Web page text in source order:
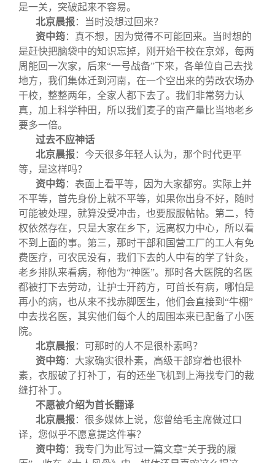
是一关，突破起来不容易。
北京晨报：
当时没想过回来？
资中筠：真不想，因为觉得不可能回来。当时想的
是赶快把脑袋中的知识忘掉，刚开始干校在京郊，每两
周能回一次家，后来“一号战备”下来，各单位自己去找
地方，我们集体迁到河南，在一个空出来的劳改农场办
干校，整整两年，全家人都下去了。我们非常努力认
真，加上科学种田，所以我们麦子的亩产量比当地老乡
要多一倍。
过去不应神话
北京晨报： 今天很多年轻人认为，那个时代更平
等，是这样吗？
资中筠：表面上看平等，因为大家都穷。实际上并
不平等，首先身份上就不平等，如果你出身不好，随时
可能被处理，就算没受冲击，也要服服帖帖。第二，特
权依然存在，只是大家在乡下，远离权力中心，所以看
不到上面的事。第三，那时干部和国营工厂的工人有免
费医疗，可农民没有，我们下去的人中有的学了针灸，
老乡排队来看病，称他为“神医”。那时各大医院的名医
都被打下去劳动，让护士开药方，可首长有病，哪怕是
再小的病，也从来不找赤脚医生，他们会直接到“牛棚”
中去找名医，其实他们每个人的周围本来已配备了小医
院。
北京晨报： 可那时的人不是很朴素吗？
资中筠：大家确实很朴素，高级干部穿着也很朴
素，衣服破了打补丁，有的还坐飞机到上海找专门的裁
缝打补丁。
不愿被介绍为首长翻译
北京晨报： 很多媒体上说，您曾给毛主席做过口
译，您似乎不愿意提这件事？
资中筠：我专门为此写过一篇文章“关于我的履